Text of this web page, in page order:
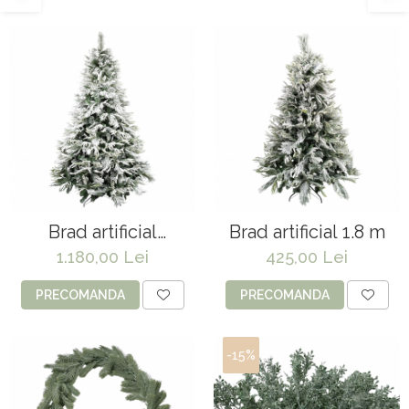
Brad artificial
inzapezit 2.5 m
1.180,00 Lei
PRECOMANDA
Brad artificial 1.8 m
425,00 Lei
PRECOMANDA
-15%